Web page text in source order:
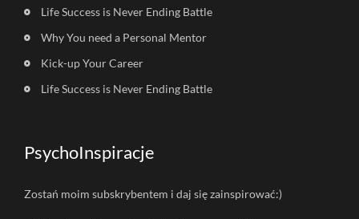
Life Success is Never Ending Battle
Why You need a Personal Mentor
Kick-up Your Career
Life Success is Never Ending Battle
PsychoInspiracje
Zostań moim subskrybentem i daj się zainspirować:)